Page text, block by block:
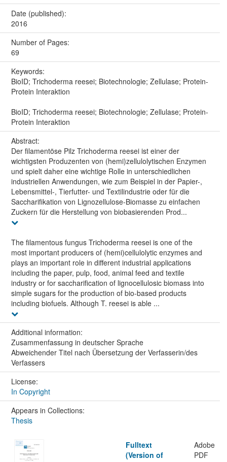
Date (published):
2016
Number of Pages:
69
Keywords:
BioID; Trichoderma reesei; Biotechnologie; Zellulase; Protein-
Protein Interaktion
BioID; Trichoderma reesei; Biotechnologie; Zellulase; Protein-
Protein Interaktion
Abstract:
Der filamentöse Pilz Trichoderma reesei ist einer der
wichtigsten Produzenten von (hemi)zellulolytischen Enzymen
und spielt daher eine wichtige Rolle in unterschiedlichen
industriellen Anwendungen, wie zum Beispiel in der Papier-,
Lebensmittel-, Tierfutter- und Textilindustrie oder für die
Saccharifikation von Lignozellulose-Biomasse zu einfachen
Zuckern für die Herstellung von biobasierenden Prod...
The filamentous fungus Trichoderma reesei is one of the
most important producers of (hemi)cellulolytic enzymes and
plays an important role in different industrial applications
including the paper, pulp, food, animal feed and textile
industry or for saccharification of lignocellulosic biomass into
simple sugars for the production of bio-based products
including biofuels. Although T. reesei is able ...
Additional information:
Zusammenfassung in deutscher Sprache
Abweichender Titel nach Übersetzung der Verfasserin/des
Verfassers
License:
In Copyright
Appears in Collections:
Thesis
Fulltext
(Version of
Adobe
PDF